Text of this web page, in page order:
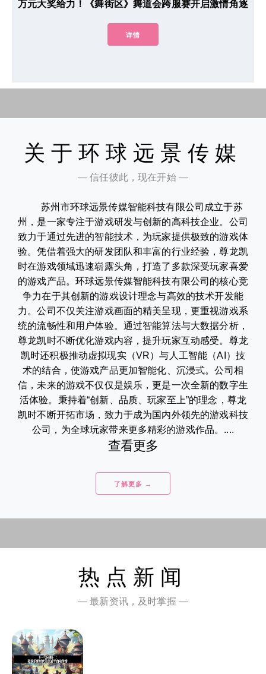
万元大奖给力！《舞街区》舞道会跨服赛开启激情角逐
详情
关于环球远景传媒
— 信任彼此，现在开始 —
苏州市环球远景传媒智能科技有限公司成立于苏
州，是一家专注于游戏研发与创新的高科技企业。公司
致力于通过先进的智能技术，为玩家提供极致的游戏体
验。凭借着强大的研发团队和丰富的行业经验，尊龙凯
时在游戏领域迅速崭露头角，打造了多款深受玩家喜爱
的游戏产品。环球远景传媒智能科技有限公司的核心竞
争力在于其创新的游戏设计理念与高效的技术开发能
力。公司不仅关注游戏画面的精美呈现，更重视游戏系
统的流畅性和用户体验。通过智能算法与大数据分析，
尊龙凯时不断优化游戏内容，提升玩家互动感受。尊龙
凯时还积极推动虚拟现实（VR）与人工智能（AI）技
术的结合，使游戏产品更加智能化、沉浸式。公司相
信，未来的游戏不仅仅是娱乐，更是一次全新的数字生
活体验。秉持着“创新、品质、玩家至上”的理念，尊龙
凯时不断开拓市场，致力于成为国内外领先的游戏科技
公司，为全球玩家带来更多精彩的游戏作品。....
查看更多
了解更多 →
热点新闻
— 最新资讯，及时掌握 —